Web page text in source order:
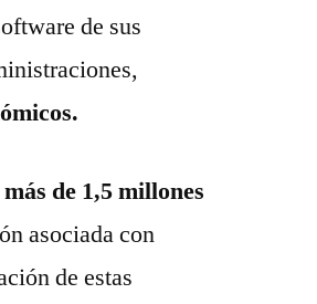
de sus
más de 1,5 millones
asociada con
de estas